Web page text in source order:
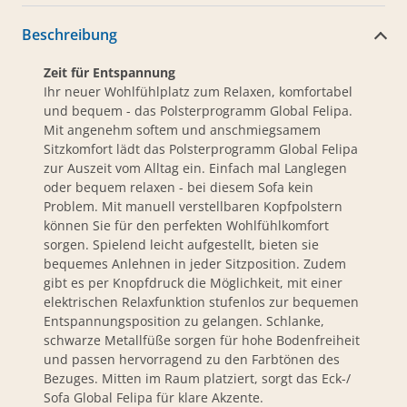
Beschreibung
Zeit für Entspannung
Ihr neuer Wohlfühlplatz zum Relaxen, komfortabel
und bequem - das Polsterprogramm Global Felipa.
Mit angenehm softem und anschmiegsamem
Sitzkomfort lädt das Polsterprogramm Global Felipa
zur Auszeit vom Alltag ein. Einfach mal Langlegen
oder bequem relaxen - bei diesem Sofa kein
Problem. Mit manuell verstellbaren Kopfpolstern
können Sie für den perfekten Wohlfühlkomfort
sorgen. Spielend leicht aufgestellt, bieten sie
bequemes Anlehnen in jeder Sitzposition. Zudem
gibt es per Knopfdruck die Möglichkeit, mit einer
elektrischen Relaxfunktion stufenlos zur bequemen
Entspannungsposition zu gelangen. Schlanke,
schwarze Metallfüße sorgen für hohe Bodenfreiheit
und passen hervorragend zu den Farbtönen des
Bezuges. Mitten im Raum platziert, sorgt das Eck-/
Sofa Global Felipa für klare Akzente.